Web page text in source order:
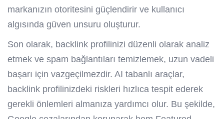
markanızın otoritesini güçlendirir ve kullanıcı
algısında güven unsuru oluşturur.
Son olarak, backlink profilinizi düzenli olarak analiz
etmek ve spam bağlantıları temizlemek, uzun vadeli
başarı için vazgeçilmezdir. AI tabanlı araçlar,
backlink profilinizdeki riskleri hızlıca tespit ederek
gerekli önlemleri almanıza yardımcı olur. Bu şekilde,